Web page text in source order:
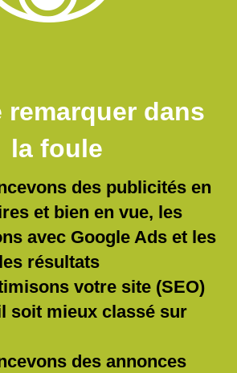
remarquer dans
la foule
des publicités en
et bien en vue, les
avec Google Ads et les
résultats
votre site (SEO)
soit mieux classé sur
des annonces